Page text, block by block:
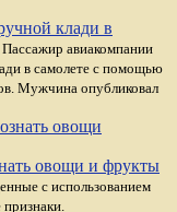
клади в
Пассажир авиакомпании
в самолете с помощью
Мужчина опубликовал
овощи и фрукты
с использованием